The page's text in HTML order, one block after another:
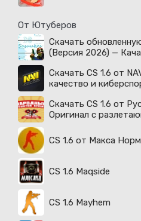
От Ютуберов
Скачать
(Версия 2026) —
Скачать CS 1.6 от
качество и
Скачать CS 1.6 от
Оригинал с
CS 1.6 от Макса
CS 1.6 Maqside
CS 1.6 Mayhem